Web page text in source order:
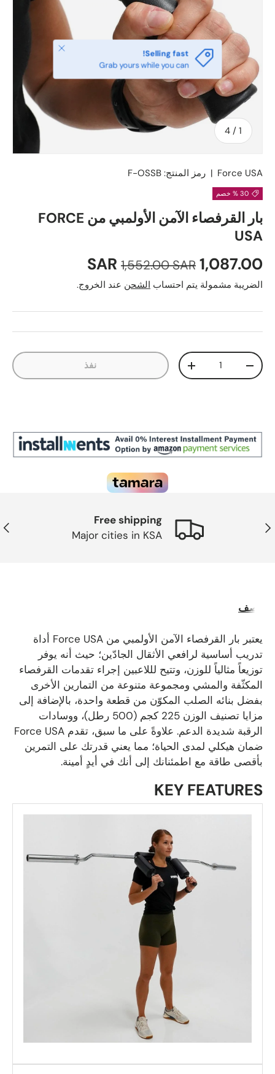
1
/ ل
4
Selling fast!
Grab yours while you can
يغلق
Force USA
| رمز المنتج: F-OSSB
30 % خصم
بار القرفصاء الآمن الأولمبي من FORCE
USA
سعر البيع
1,087.00 SAR السعر العادي1,552.00 SAR
الضريبة مشمولة يتم احتساب الشحن عند الخروج.
الكمية
تقليل الكمية
زيادة الكمية نفذ
سابق
Free shipping
Major cities in KSA
وصف
يعتبر بار القرفصاء الآمن الأولمبي من Force USA أداة
تدريب أساسية لرافعي الأثقال الجادّين؛ حيث أنه يوفر
توزيعاً مثالياً للوزن، وتتيح لللاعبين إجراء تقدمات القرفصاء
المكثّفة والمشي ومجموعة متنوعة من التمارين الأخرى
بفضل بنائه الصلب المكوّن من قطعة واحدة، بالإضافة إلى
مزايا تصنيف الوزن 225 كجم (500 رطل)، ووسادات
الرقبة شديدة الدعم. علاوةً على ما سبق، تقدم Force USA
ضمان هيكلي لمدى الحياة؛ مما يعني قدرتك على التمرين
بأقصى طاقة مع اطمئنانك إلى أنك في أيدٍ أمينة.
KEY FEATURES